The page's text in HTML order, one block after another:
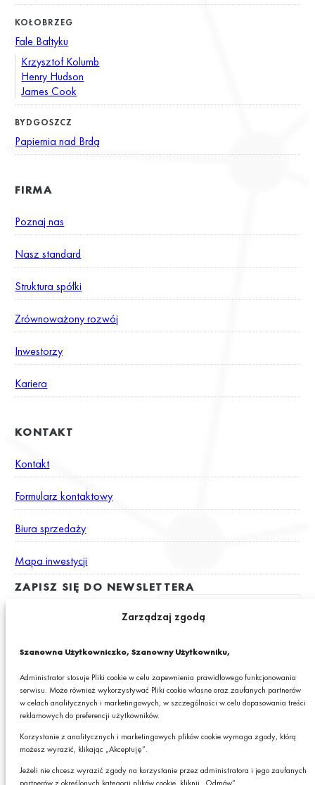
Zarządzaj zgodą
Szanowna Użytkowniczko, Szanowny Użytkowniku,
Administrator stosuje Pliki cookie w celu zapewnienia prawidłowego funkcjonowania
serwisu. Może również wykorzystywać Pliki cookie własne oraz zaufanych partnerów
w celach analitycznych i marketingowych, w szczególności w celu dopasowania treści
reklamowych do preferencji użytkowników.
Korzystanie z analitycznych i marketingowych plików cookie wymaga zgody, którą
możesz wyrazić, klikając „Akceptuję”.
Jeżeli nie chcesz wyrazić zgody na korzystanie przez administratora i jego zaufanych
KOŁOBRZEG
Fale Bałtyku
Krzysztof Kolumb
Henry Hudson
James Cook
BYDGOSZCZ
Papiernia nad Brdą
FIRMA
Poznaj nas
Nasz standard
Struktura spółki
Zrównoważony rozwój
Inwestorzy
Kariera
KONTAKT
Kontakt
Formularz kontaktowy
Biura sprzedaży
Mapa inwestycji
ZAPISZ SIĘ DO NEWSLETTERA
adres e-mail newslettera z informacjami o ciekawych promocjach,
produktach lub usługach GRANIT S.A.*
* Pola obowiązkowe
Podając swój adres e-mail wyrażasz zgodę na otrzymywanie drogą elektroniczną,
produktach lub usługach GRANIT S.A. oraz zgodę na przetwarzanie przez GRANIT
S.A. Twoich danych osobowych w postaci tego adresu e-mail. Szczegółowe zasady
W każdej chwili możesz zrezygnować z subskrybcji.